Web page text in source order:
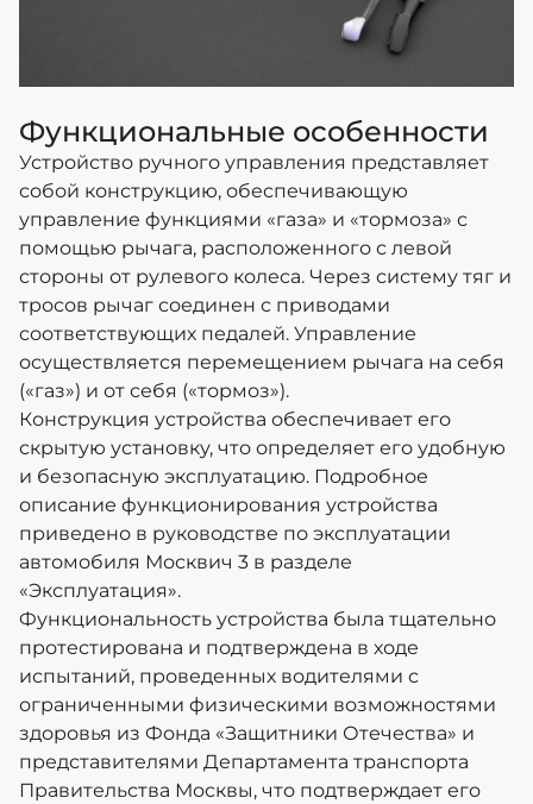
Функциональные особенности
Устройство ручного управления представляет
собой конструкцию, обеспечивающую
управление функциями «газа» и «тормоза» с
помощью рычага, расположенного с левой
стороны от рулевого колеса. Через систему тяг и
тросов рычаг соединен с приводами
соответствующих педалей. Управление
осуществляется перемещением рычага на себя
(«газ») и от себя («тормоз»).
Конструкция устройства обеспечивает его
скрытую установку, что определяет его удобную
и безопасную эксплуатацию. Подробное
описание функционирования устройства
приведено в руководстве по эксплуатации
автомобиля Москвич 3 в разделе
«Эксплуатация».
Функциональность устройства была тщательно
протестирована и подтверждена в ходе
испытаний, проведенных водителями с
ограниченными физическими возможностями
здоровья из Фонда «Защитники Отечества» и
представителями Департамента транспорта
Правительства Москвы, что подтверждает его